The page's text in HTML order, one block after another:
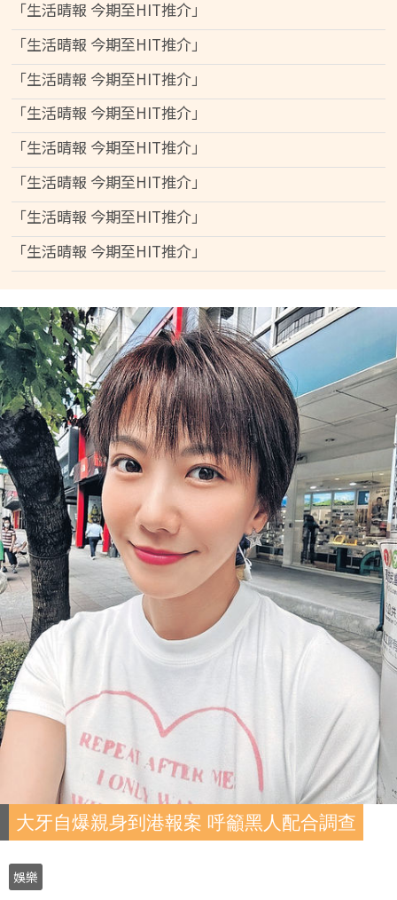
「生活晴報 今期至HIT推介」
「生活晴報 今期至HIT推介」
「生活晴報 今期至HIT推介」
「生活晴報 今期至HIT推介」
「生活晴報 今期至HIT推介」
「生活晴報 今期至HIT推介」
「生活晴報 今期至HIT推介」
「生活晴報 今期至HIT推介」
大牙自爆親身到港報案 呼籲黑人配合調查
娛樂